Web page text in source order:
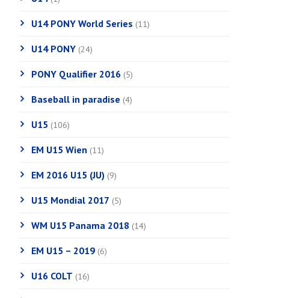
U14 PONY World Series (11)
U14 PONY (24)
PONY Qualifier 2016 (5)
Baseball in paradise (4)
U15 (106)
EM U15 Wien (11)
EM 2016 U15 (JU) (9)
U15 Mondial 2017 (5)
WM U15 Panama 2018 (14)
EM U15 – 2019 (6)
U16 COLT (16)